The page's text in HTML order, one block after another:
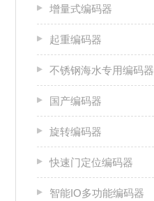
增量式编码器
起重编码器
不锈钢海水专用编码器
国产编码器
旋转编码器
快速门定位编码器
智能IO多功能编码器